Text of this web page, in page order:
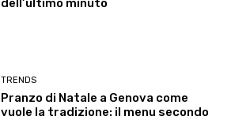
dell’ultimo minuto
TRENDS
Pranzo di Natale a Genova come
vuole la tradizione: il menu secondo